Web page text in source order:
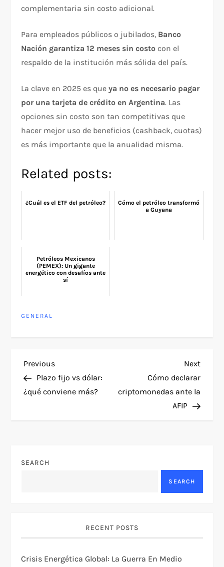
complementaria sin costo adicional.​​
Para empleados públicos o jubilados, Banco
Nación garantiza 12 meses sin costo con el
respaldo de la institución más sólida del país.​
La clave en 2025 es queya no es necesario pagar
por una tarjeta de crédito en Argentina. Las
opciones sin costo son tan competitivas que
hacer mejor uso de beneficios (cashback, cuotas)
es más importante que la anualidad misma.
Related posts:
¿Cuál es el ETF del petróleo?
Cómo el petróleo transformó
a Guyana
Petróleos Mexicanos
(PEMEX): Un gigante
energético con desafíos ante
sí
GENERAL
P
o
n
i
g
Previous
Post
Previous
Plazo fijo vs dólar:
¿qué conviene más?
Next
Post
Next
Cómo declarar
criptomonedas ante la
AFIP
SEARCH
SEARCH
RECENT POSTS
Crisis Energética Global: La Guerra En Medio